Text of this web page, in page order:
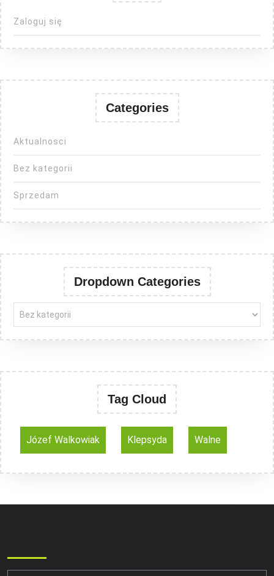
Zaloguj się
Categories
Aktualnosci
Bez kategorii
Sprzedam
Dropdown Categories
Tag Cloud
Józef Walkowiak Klepsyda Walne